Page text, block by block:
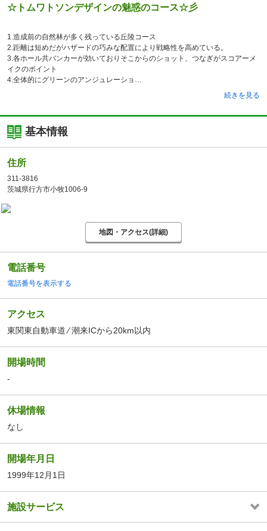
☆トムワトソンデザインの魅惑のコース☆彡
1.造成前の自然林が多く残っている丘陵コース
2.距離は短めだがハザードの巧みな配置により戦略性を高めている。
3.各ホール共バンカーが効いておりそこからのショット、つなぎがスコアーメ
イクのポイント
4.全体的にグリーンのアンジュレーショ
続きを見る
基本情報
住所
311-3816
茨城県行方市小牧1006-9
地図・アクセス(詳細)
電話番号
電話番号を表示する
アクセス
東関東自動車道 ⁄ 潮来ICから20km以内
開場時間
-
休場情報
なし
開場年月日
1999年12月1日
施設サービス